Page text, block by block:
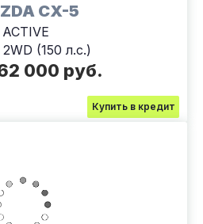
CX-5
ACTIVE
(150 л.с.)
000 руб.
Купить в кредит